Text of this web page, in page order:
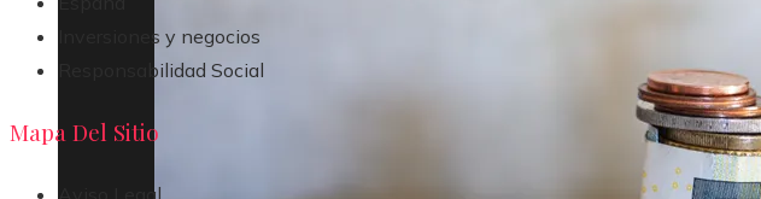
Inversiones y negocios
Responsabilidad Social
Mapa Del Sitio
Aviso Legal